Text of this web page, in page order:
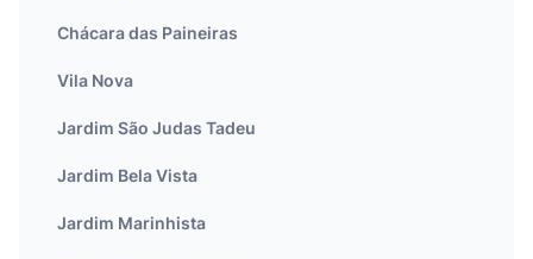
Chácara das Paineiras
Vila Nova
Jardim São Judas Tadeu
Jardim Bela Vista
Jardim Marinhista